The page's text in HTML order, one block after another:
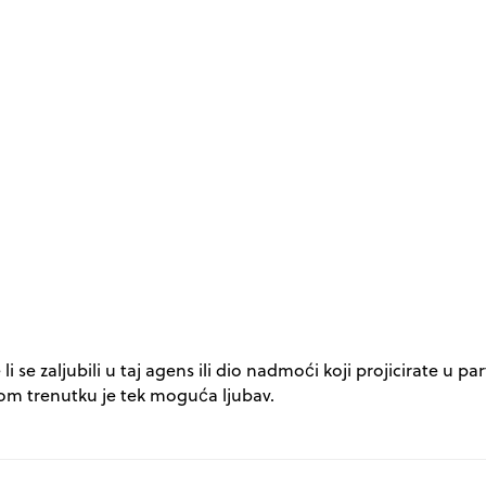
zaljubili u taj agens ili dio nadmoći koji projicirate u
trenutku je tek moguća ljubav.